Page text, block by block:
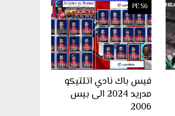
PES6
فيس باك نادي اتلتيكو
مدريد 2024 الى بيس
2006